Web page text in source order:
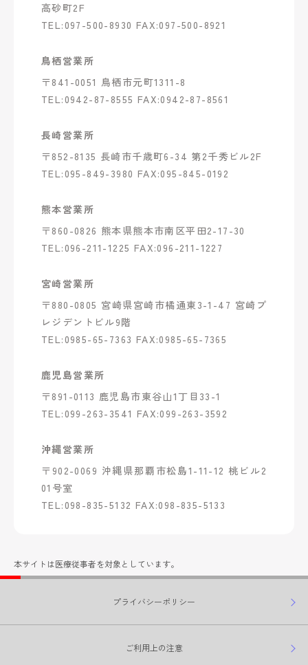
高砂町2F
TEL:097-500-8930 FAX:097-500-8921
鳥栖営業所
〒841-0051 鳥栖市元町1311-8
TEL:0942-87-8555 FAX:0942-87-8561
長崎営業所
〒852-8135 長崎市千歳町6-34 第2千秀ビル2F
TEL:095-849-3980 FAX:095-845-0192
熊本営業所
〒860-0826 熊本県熊本市南区平田2-17-30
TEL:096-211-1225 FAX:096-211-1227
宮崎営業所
〒880-0805 宮崎県宮崎市橘通東3-1-47 宮崎プ
レジデントビル9階
TEL:0985-65-7363 FAX:0985-65-7365
鹿児島営業所
〒891-0113 鹿児島市東谷山1丁目33-1
TEL:099-263-3541 FAX:099-263-3592
沖縄営業所
〒902-0069 沖縄県那覇市松島1-11-12 桃ビル2
01号室
TEL:098-835-5132 FAX:098-835-5133
プライバシーポリシー
ご利用上の注意
本サイトは医療従事者を対象としています。